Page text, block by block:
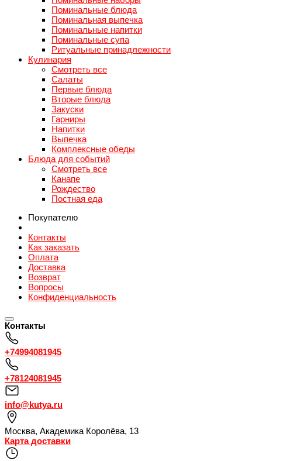
Поминальные блюда
Поминальная выпечка
Поминальные напитки
Поминальные супа
Ритуальные принадлежности
Кулинария
Смотреть все
Салаты
Первые блюда
Вторые блюда
Закуски
Гарниры
Напитки
Выпечка
Комплексные обеды
Блюда для событий
Смотреть все
Канапе
Рождество
Постная еда
Покупателю
Контакты
Как заказать
Оплата
Доставка
Возврат
Вопросы
Конфиденциальность
Контакты
+74994081945
+78124081945
info@kutya.ru
Москва, Академика Королёва, 13
Карта доставки